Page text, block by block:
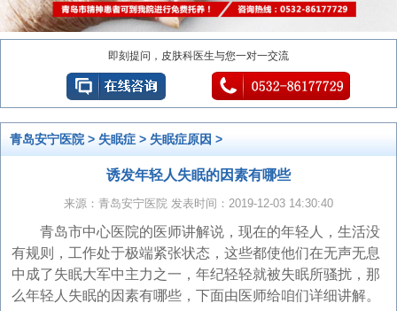
即刻提问，皮肤科医生与您一对一交流
青岛安宁医院> 失眠症 > 失眠症原因 >
诱发年轻人失眠的因素有哪些
来源：青岛安宁医院 发表时间：2019-12-03 14:30:40
青岛市中心医院的医师讲解说，现在的年轻人，生活没
有规则，工作处于极端紧张状态，这些都使他们在无声无息
中成了失眠大军中主力之一，年纪轻轻就被失眠所骚扰，那
么年轻人失眠的因素有哪些，下面由医师给咱们详细讲解。